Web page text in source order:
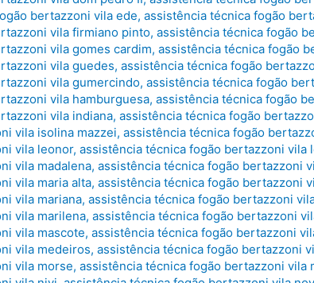
bertazzoni vila ede, assistência técnica fogão
vila firmiano pinto, assistência técnica fogão
vila gomes cardim, assistência técnica fogão
vila guedes, assistência técnica fogão
vila gumercindo, assistência técnica fogão
vila hamburguesa, assistência técnica fogão
vila indiana, assistência técnica fogão
vila isolina mazzei, assistência técnica fogão
vila leonor, assistência técnica fogão bertazzoni vila
vila madalena, assistência técnica fogão bertazzoni
vila maria alta, assistência técnica fogão bertazzoni
vila mariana, assistência técnica fogão bertazzoni
vila marilena, assistência técnica fogão bertazzoni
vila mascote, assistência técnica fogão bertazzoni
vila medeiros, assistência técnica fogão bertazzoni
vila morse, assistência técnica fogão bertazzoni vila